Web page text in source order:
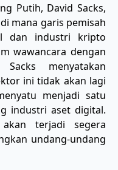
Putih, David Sacks,
mana garis pemisah
dan industri kripto
wawancara dengan
menyatakan
ini tidak akan lagi
menjadi satu
industri aset digital.
terjadi segera
undang-undang